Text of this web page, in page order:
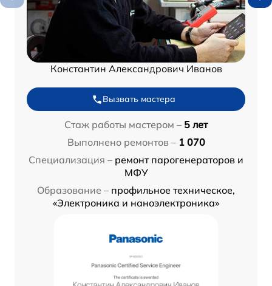
Константин Александрович Иванов
Вызвать мастера
Стаж работы мастером – 5 лет
Выполнено ремонтов – 1 070
Специализация – ремонт парогенераторов и
МФУ
Образование – профильное техническое,
«Электроника и наноэлектроника»